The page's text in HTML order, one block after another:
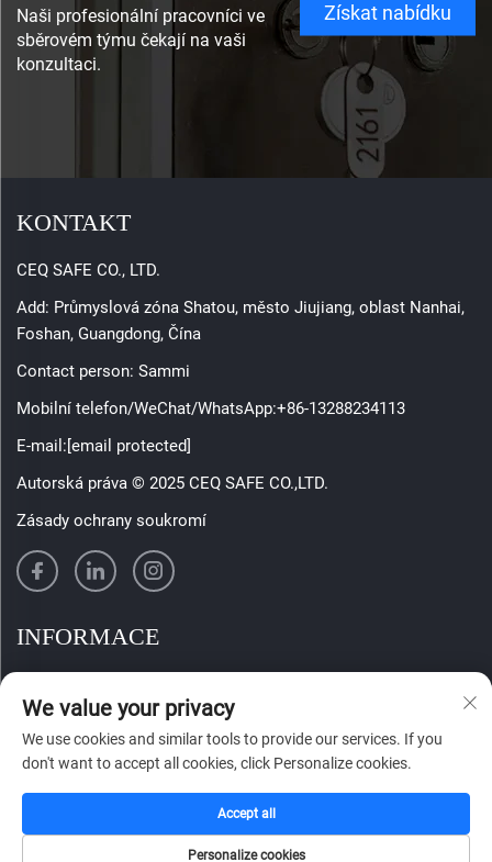
Naši profesionální pracovníci ve
sběrovém týmu čekají na vaši
konzultaci.
Získat nabídku
KONTAKT
CEQ SAFE CO., LTD.
Add: Průmyslová zóna Shatou, město Jiujiang, oblast Nanhai,
Foshan, Guangdong, Čína
Contact person: Sammi
Mobilní telefon/WeChat/WhatsApp:+86-13288234113
E-mail:[email protected]
Autorská práva © 2025 CEQ SAFE CO.,LTD.
Zásady ochrany soukromí
INFORMACE
Odeslat
We value your privacy
We use cookies and similar tools to provide our services. If you
don't want to accept all cookies, click Personalize cookies.
Personalize cookies
Accept all